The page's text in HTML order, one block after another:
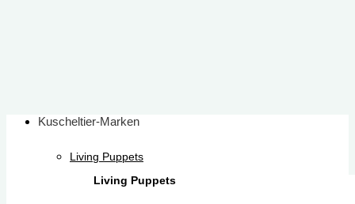
Kuscheltier-Marken
Living Puppets
Living Puppets